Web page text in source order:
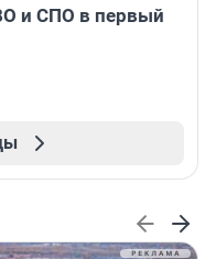
и СПО в первый